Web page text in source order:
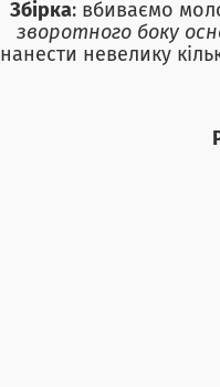
Збірка: вбиваємо
зворотного боку
нанести невелику